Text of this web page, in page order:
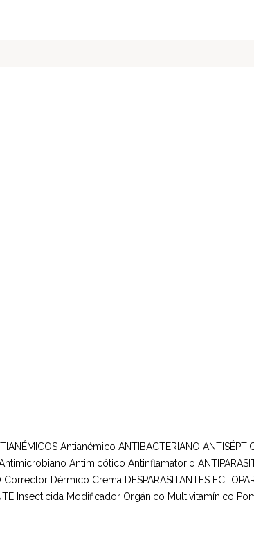
Antianémico ANTIBACTERIANO
Antimicótico Antinflamatorio
Corrector Dérmico Crema DESPARASITANTES
Insecticida Modificador Orgánico Multivitamínico